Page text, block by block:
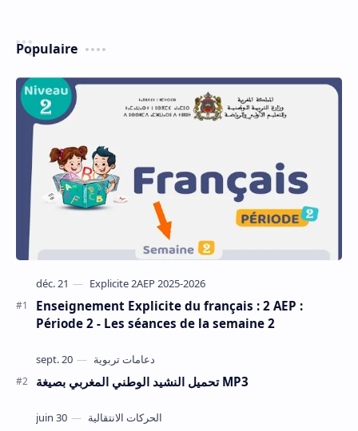
Populaire
Enseignement Explicite du français : 2 AEP :
Période 2 - Les séances de la semaine 2
تحميل النشيد الوطني المغربي بصيغة MP3